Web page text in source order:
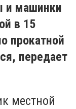
и машинки
в 15
прокатной
передает
местной